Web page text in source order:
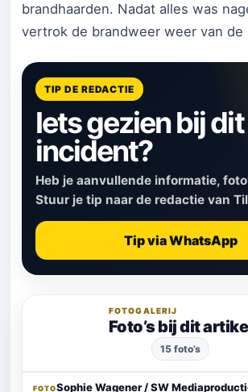
brandhaarden. Nadat alles was
vertrok de brandweer weer van de
TIP DE REDACTIE
Iets gezien bij dit
incident?
Heb je aanvullende informatie,
Stuur je tip naar de redactie van
Tip via WhatsApp
FOTOGALERIJ
Foto’s bij dit
15 foto’s
‹
FOTOSophie Wagener / SW